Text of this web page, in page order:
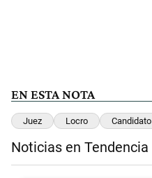
EN ESTA NOTA
Juez Locro Candidato
Noticias en Tendencia